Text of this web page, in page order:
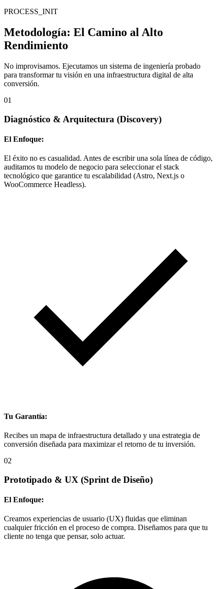
PROCESS_INIT
Metodología: El Camino al Alto
Rendimiento
No improvisamos. Ejecutamos un sistema de ingeniería probado
para transformar tu visión en una infraestructura digital de alta
conversión.
01
Diagnóstico & Arquitectura (Discovery)
El Enfoque:
El éxito no es casualidad. Antes de escribir una sola línea de código,
auditamos tu modelo de negocio para seleccionar el stack
tecnológico que garantice tu escalabilidad (Astro, Next.js o
WooCommerce Headless).
Tu Garantía:
Recibes un mapa de infraestructura detallado y una estrategia de
conversión diseñada para maximizar el retorno de tu inversión.
02
Prototipado & UX (Sprint de Diseño)
El Enfoque:
Creamos experiencias de usuario (UX) fluidas que eliminan
cualquier fricción en el proceso de compra. Diseñamos para que tu
cliente no tenga que pensar, solo actuar.